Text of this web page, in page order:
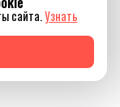
сайта.Узнать